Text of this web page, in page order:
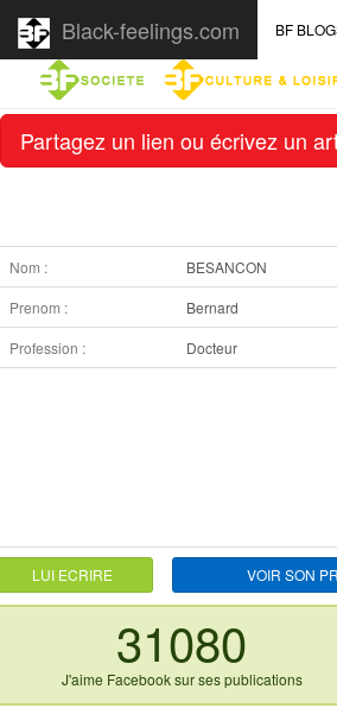
Partagez un lien ou écrivez un
Black-feelings.com BF
Nom :
BESANCON
Prenom :
Bernard
Profession :
Docteur
LUI ECRIRE VOIR SON
31080
J'aime Facebook sur ses publications